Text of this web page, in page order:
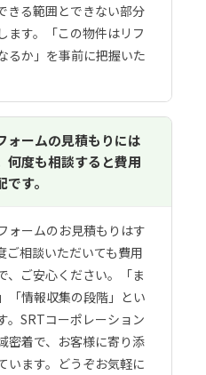
きる範囲とできない部分
ます。「この物件はリフ
るか」を事前に把握いた
ォームの見積もりには
何度も相談すると費用
す。
ォームのお見積もりはす
ご相談いただいても費用
、ご安心ください。「ま
「情報収集の段階」とい
。SRTコーポレーション
密着で、お客様に寄り添
います。どうぞお気軽に